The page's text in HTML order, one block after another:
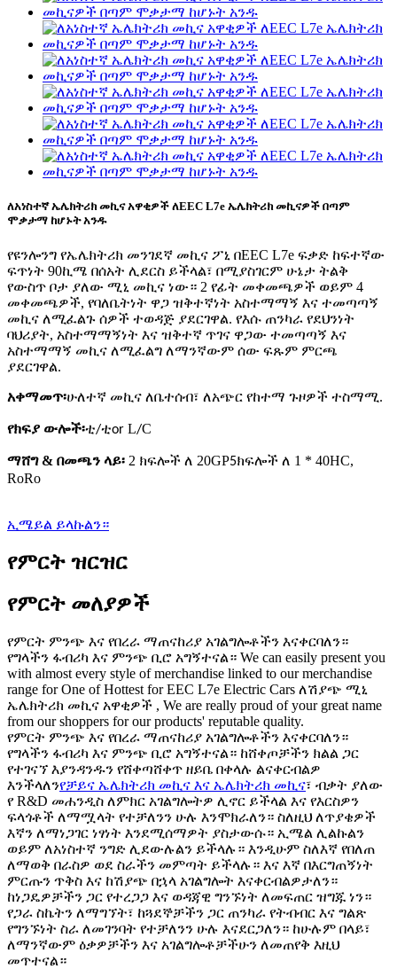
ለአነስተኛ ኤሌክትሪክ መኪና አዋቂዎች ለEEC L7e ኤሌክትሪክ መኪናዎች በጣም
ሞቃታማ ከሆኑት አንዱ
የዩንሎንግ የኤሌክትሪክ መንገደኛ መኪና ፖኒ በEEC L7e ፍቃድ ከፍተኛው
ፍጥነት 90ኪሜ በሰአት ሊደርስ ይችላል፣ በሚያስገርም ሁኔታ ትልቅ
የውስጥ ቦታ ያለው ሚኒ መኪና ነው። 2 የፊት መቀመጫዎች ወይም 4
መቀመጫዎች, የባለቤትነት ዋጋ ዝቅተኛነት አስተማማኝ እና ተመጣጣኝ
መኪና ለሚፈልጉ ሰዎች ተወዳጅ ያደርገዋል. የእሱ ጠንካራ የደህንነት
ባህሪያት, አስተማማኝነት እና ዝቅተኛ ጥገና ዋጋው ተመጣጣኝ እና
አስተማማኝ መኪና ለሚፈልግ ለማንኛውም ሰው ፍጹም ምርጫ
ያደርገዋል.
አቀማመጥ፡ሁለተኛ መኪና ለቤተሰብ፣ ለአጭር የከተማ ጉዞዎች ተስማሚ.
የክፍያ ውሎች፡ቲ/ቲor L/C
ማሸግ & በመጫን ላይ፡ 2 ክፍሎች ለ 20GP5ክፍሎች ለ 1 * 40HC,
RoRo
ኢሜይል ይላኩልን።
የምርት ዝርዝር
የምርት መለያዎች
የምርት ምንጭ እና የበረራ ማጠናከሪያ አገልግሎቶችን እናቀርባለን።
የግላችን ፋብሪካ እና ምንጭ ቢሮ አግኝተናል። We can easily present you
with almost every style of merchandise linked to our merchandise
range for One of Hottest for EEC L7e Electric Cars ለሽያጭ ሚኒ
ኤሌክትሪክ መኪና አዋቂዎች , We are really proud of your great name
from our shoppers for our products' reputable quality.
የምርት ምንጭ እና የበረራ ማጠናከሪያ አገልግሎቶችን እናቀርባለን።
የግላችን ፋብሪካ እና ምንጭ ቢሮ አግኝተናል። ከሸቀጦቻችን ክልል ጋር
የተገናኘ እያንዳንዱን የሸቀጣሸቀጥ ዘይቤ በቀላሉ ልናቀርብልዎ
እንችላለንየቻይና ኤሌክትሪክ መኪና እና ኤሌክትሪክ መኪና፣ ብቃት ያለው
የ R&D መሐንዲስ ለምክር አገልግሎትዎ ሊኖር ይችላል እና የእርስዎን
ፍላጎቶች ለማሟላት የተቻለንን ሁሉ እንሞክራለን። ስለዚህ ለጥያቄዎች
እኛን ለማነጋገር ነፃነት እንደሚሰማዎት ያስታውሱ። ኢሜል ሊልኩልን
ወይም ለአነስተኛ ንግድ ሊደውሉልን ይችላሉ። እንዲሁም ስለእኛ የበለጠ
ለማወቅ በራስዎ ወደ ስራችን መምጣት ይችላሉ። እና እኛ በእርግጠኝነት
ምርጡን ጥቅስ እና ከሽያጭ በኋላ አገልግሎት እናቀርብልዎታለን።
ከነጋዴዎቻችን ጋር የተረጋጋ እና ወዳጃዊ ግንኙነት ለመፍጠር ዝግጁ ነን።
የጋራ ስኬትን ለማግኘት፣ ከጓደኞቻችን ጋር ጠንካራ የትብብር እና ግልጽ
የግንኙነት ስራ ለመገንባት የተቻለንን ሁሉ እናደርጋለን። ከሁሉም በላይ፣
ለማንኛውም ዕቃዎቻችን እና አገልግሎቶቻችሁን ለመጠየቅ እዚህ
መጥተናል።